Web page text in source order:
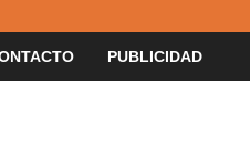
PUBLICIDAD